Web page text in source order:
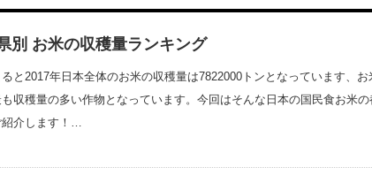
別 お米の収穫量ランキング
と2017年日本全体のお米の収穫量は7822000トンとなっています、お
収穫量の多い作物となっています。今回はそんな日本の国民食お米の
紹介します！…